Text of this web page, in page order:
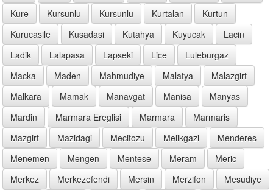
Kure
Kursunlu Kursunlu Kurtalan
Kurtun
Kurucasile
Kusadasi Kutahya Kuyucak
Lacin
Ladik
Lalapasa Lapseki Lice
Luleburgaz
Macka
Maden Mahmudiye Malatya
Malazgirt
Malkara
Mamak Manavgat Manisa
Manyas
Mardin
Marmara Ereglisi Marmara
Marmaris
Mazgirt
Mazidagi Mecitozu Melikgazi
Menderes
Menemen
Mengen Mentese Meram
Meric
Merkez
Merkezefendi Mersin Merzifon
Mesudiye